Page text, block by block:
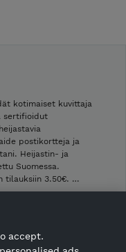
kotimaiset kuvittaja
sertifioidut
postikortteja ja
Heijastin- ja
Suomessa.
tilauksiin 3.50€. …
accept.